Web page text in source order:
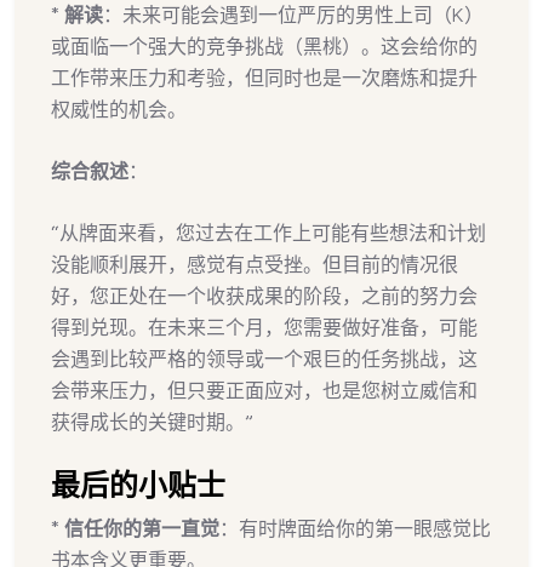
* 解读：未来可能会遇到一位严厉的男性上司（K）
或面临一个强大的竞争挑战（黑桃）。这会给你的
工作带来压力和考验，但同时也是一次磨炼和提升
权威性的机会。
综合叙述：
“从牌面来看，您过去在工作上可能有些想法和计划
没能顺利展开，感觉有点受挫。但目前的情况很
好，您正处在一个收获成果的阶段，之前的努力会
得到兑现。在未来三个月，您需要做好准备，可能
会遇到比较严格的领导或一个艰巨的任务挑战，这
会带来压力，但只要正面应对，也是您树立威信和
获得成长的关键时期。”
最后的小贴士
* 信任你的第一直觉：有时牌面给你的第一眼感觉比
书本含义更重要。